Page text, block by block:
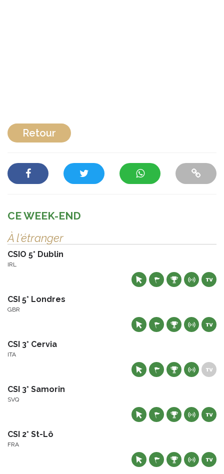
Retour
CE WEEK-END
À l'étranger
CSIO 5* Dublin
IRL
CSI 5* Londres
GBR
CSI 3* Cervia
ITA
CSI 3* Samorin
SVQ
CSI 2* St-Lô
FRA